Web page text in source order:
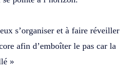
s’organiser et à faire réveiller
afin d’emboîter le pas car la
»